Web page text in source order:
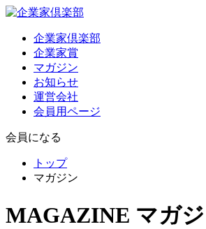
企業家倶楽部
企業家賞
マガジン
お知らせ
運営会社
会員用ページ
会員になる
トップ
マガジン
MAGAZINE マガ